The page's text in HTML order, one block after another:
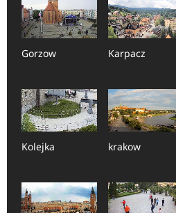
Gorzow Karpacz
Kolejka krakow